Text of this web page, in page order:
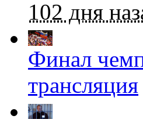
102 дня
Финал
трансляция